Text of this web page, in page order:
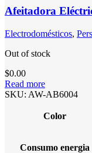
Afeitadora
Electrodomésticos,
Out of stock
$0.00
Read more
SKU: AW-AB6004
Color
Consumo energia